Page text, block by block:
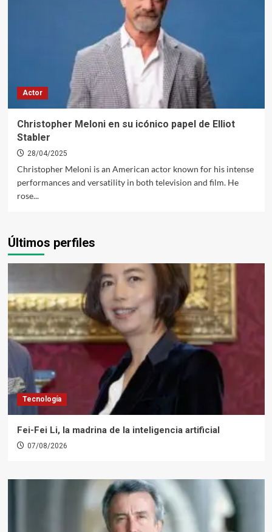
Actor
Christopher Meloni en su icónico papel de Elliot
Stabler
28/04/2025
Christopher Meloni is an American actor known for his intense
performances and versatility in both television and film. He
rose...
Últimos perfiles
Tecnología
Fei-Fei Li, la madrina de la inteligencia artificial
07/08/2026